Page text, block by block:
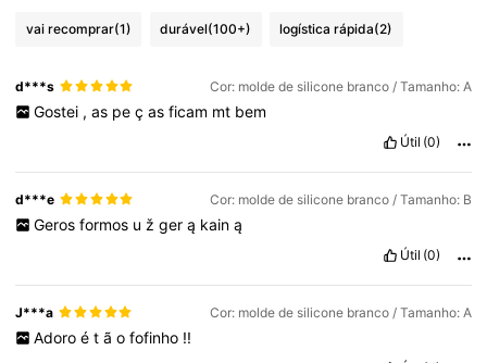
vai recomprar(1) durável(100+) logística rápida(2)
d***s Cor: molde de silicone branco / Tamanho: A
Gostei , as pe ç as ficam mt bem
Útil (0)
d***e Cor: molde de silicone branco / Tamanho: B
Geros formos u ž ger ą kain ą
Útil (0)
J***a Cor: molde de silicone branco / Tamanho: A
Adoro é t ã o fofinho !!